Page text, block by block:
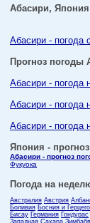
Абасири, Япония
Абасири - погода
Прогноз погоды
Абасири - погода
Абасири - погода
Абасири - погода
Япония -
Абасири - прогноз
Фукуока
Погода на
Австралия Австрия
Боливия Босния и
Бисау Германия Гондурас
Западная Сахара